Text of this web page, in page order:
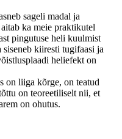
sageli madal ja
ka meie praktikutel
pingutuse heli kuulmist
kiiresti tugifaasi ja
heliefekt on
on liiga kõrge, on teatud
on teoreetiliselt nii, et
on ohutus.